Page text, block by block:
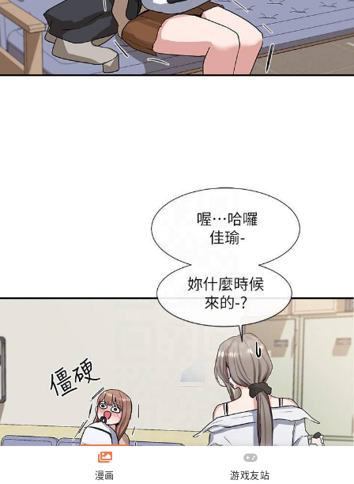
漫画 游戏友站